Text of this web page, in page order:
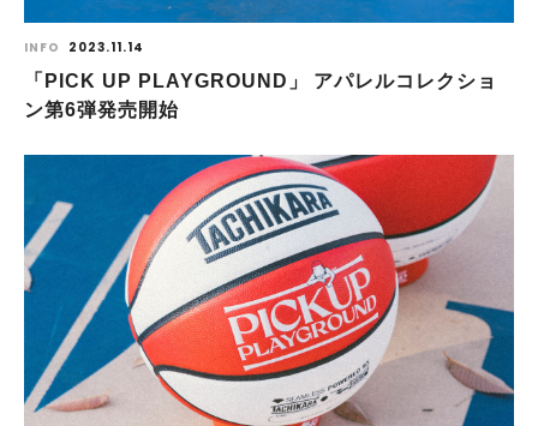
INFO 2023.11.14
「PICK UP PLAYGROUND」 アパレルコレクショ
ン第6弾発売開始